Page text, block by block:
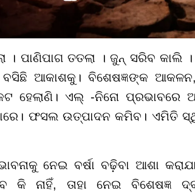
। ପାଣିପାଗ ତତଲା । ଜୁନ୍ ସରିବ କାଲି
ଆକାଶକୁ। ବିଶେଷଜ୍ଞଙ୍କ
ହେଲାଣି। ଏଲ୍ -ନିନୋ ପ୍ରଭାବରେ
ଫସଲ ଉତ୍ପାଦନ କମିବ। ଏମିତି
ନେଇ ବର୍ଷା ବଢ଼ିବା ଆଶା
କି ନାହିଁ, ତାହା ନେଇ ବିଶେଷଜ୍ଞ